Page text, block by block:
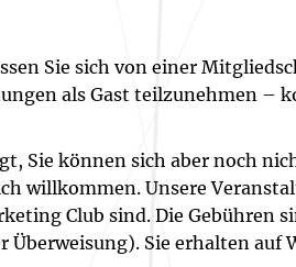
Sie sich von einer
als Gast teilzunehmen –
Sie können sich aber noch
willkommen. Unsere
Club sind. Die Gebühren
Überweisung). Sie erhalten auf